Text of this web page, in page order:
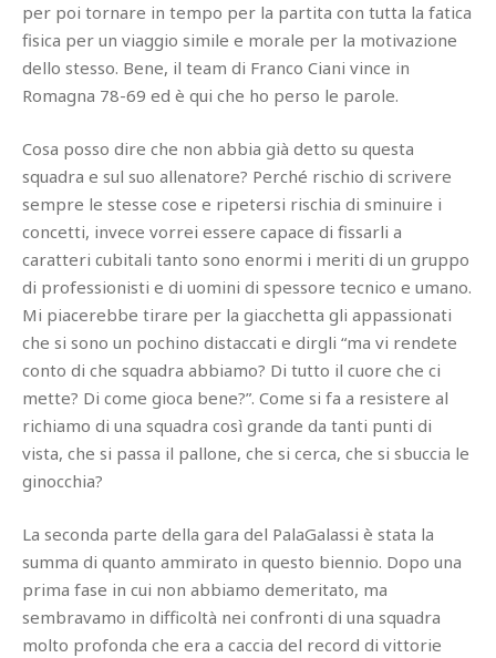
per poi tornare in tempo per la partita con tutta la fatica
fisica per un viaggio simile e morale per la motivazione
dello stesso. Bene, il team di Franco Ciani vince in
Romagna 78-69 ed è qui che ho perso le parole.
Cosa posso dire che non abbia già detto su questa
squadra e sul suo allenatore? Perché rischio di scrivere
sempre le stesse cose e ripetersi rischia di sminuire i
concetti, invece vorrei essere capace di fissarli a
caratteri cubitali tanto sono enormi i meriti di un gruppo
di professionisti e di uomini di spessore tecnico e umano.
Mi piacerebbe tirare per la giacchetta gli appassionati
che si sono un pochino distaccati e dirgli “ma vi rendete
conto di che squadra abbiamo? Di tutto il cuore che ci
mette? Di come gioca bene?”. Come si fa a resistere al
richiamo di una squadra così grande da tanti punti di
vista, che si passa il pallone, che si cerca, che si sbuccia le
ginocchia?
La seconda parte della gara del PalaGalassi è stata la
summa di quanto ammirato in questo biennio. Dopo una
prima fase in cui non abbiamo demeritato, ma
sembravamo in difficoltà nei confronti di una squadra
molto profonda che era a caccia del record di vittorie